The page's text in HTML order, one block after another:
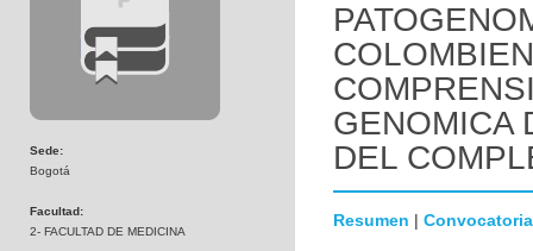
Sede:
Bogotá
Facultad:
2- FACULTAD DE MEDICINA
GENOMICA
DEL
Resumen | Convocatoria